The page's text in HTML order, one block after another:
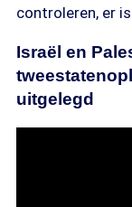
controleren, er
Israël en
uitgelegd